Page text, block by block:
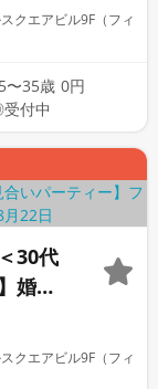
クエアビル9F（フィ
〜35歳 0円
付中
30代
婚活
クエアビル9F（フィ